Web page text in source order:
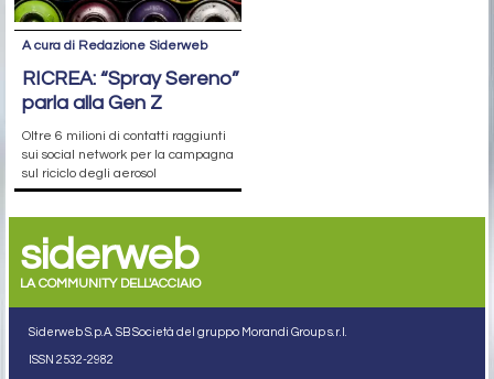
A cura di Redazione Siderweb
RICREA: “Spray Sereno”
parla alla Gen Z
Oltre 6 milioni di contatti raggiunti
sui social network per la campagna
sul riciclo degli aerosol
siderweb
LA COMMUNITY DELL'ACCIAIO
Siderweb S.p.A. SB Società del gruppo Morandi Group s.r.l.
ISSN 2532-2982